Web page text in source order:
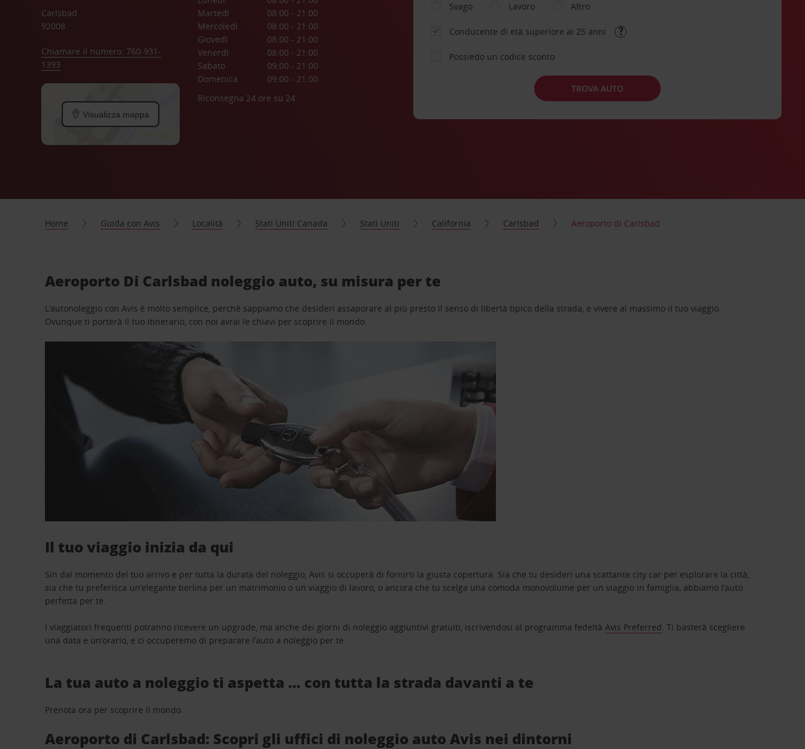
Carlsbad
92008
Chiamare il numero: 760-931-
1393
Visualizza mappa
Martedì
08:00 - 21:00
Mercoledì
08:00 - 21:00
Giovedì
08:00 - 21:00
Venerdì
08:00 - 21:00
Sabato
09:00 - 21:00
Domenica
09:00 - 21:00
Riconsegna 24 ore su 24
Svago
Lavoro Altro
Conducente di età superiore ai 25 anni
Possiedo un codice sconto
TROVA AUTO
Home Guida con Avis Località Stati Uniti Canada Stati Uniti California Carlsbad Aeroporto di Carlsbad
Aeroporto Di Carlsbad noleggio auto, su misura per te
L’autonoleggio con Avis è molto semplice, perchè sappiamo che desideri assaporare al più presto il senso di libertà tipico della strada, e vivere al massimo il tuo viaggio.
Ovunque ti porterà il tuo itinerario, con noi avrai le chiavi per scoprire il mondo.
Il tuo viaggio inizia da qui
Sin dal momento del tuo arrivo e per tutta la durata del noleggio, Avis si occuperà di fornirti la giusta copertura. Sia che tu desideri una scattante city car per esplorare la città,
sia che tu preferisca un’elegante berlina per un matrimonio o un viaggio di lavoro, o ancora che tu scelga una comoda monovolume per un viaggio in famiglia, abbiamo l’auto
perfetta per te.
I viaggiatori frequenti potranno ricevere un upgrade, ma anche dei giorni di noleggio aggiuntivi gratuiti, iscrivendosi al programma fedeltàAvis Preferred. Ti basterà scegliere
una data e un’orario, e ci occuperemo di preparare l’auto a noleggio per te.
La tua auto a noleggio ti aspetta … con tutta la strada davanti a te
Prenota ora per scoprire il mondo.
Aeroporto di Carlsbad: Scopri gli uffici di noleggio auto Avis nei dintorni